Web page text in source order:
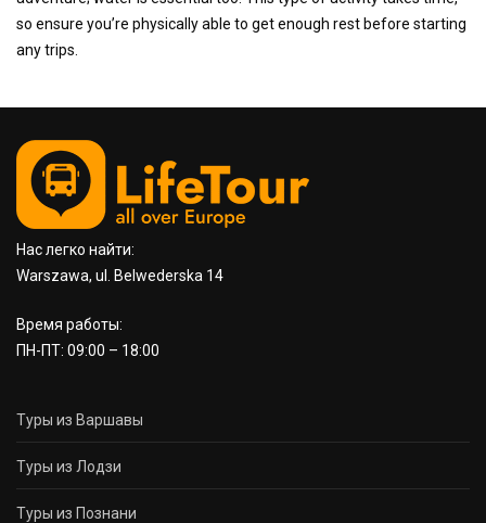
so ensure you’re physically able to get enough rest before starting
any trips.
Нас легко найти:
Warszawa, ul. Belwederska 14
Время работы:
ПН-ПТ: 09:00 – 18:00
Туры из Варшавы
Туры из Лодзи
Туры из Познани